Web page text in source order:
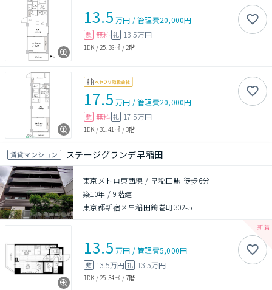
13.5 万円 /管理費20,000円
敷 無料 礼 13.5万円
1DK / 25.38㎡ / 2階
17.5 万円 /管理費20,000円
敷 無料 礼 17.5万円
1DK /31.41㎡ /3階
賃貸マンション ステージグランデ早稲田
東京メトロ東西線 / 早稲田駅 徒歩6分
築10年 /9階建
東京都新宿区早稲田鶴巻町302-5
13.5 万円 /管理費5,000円
敷 13.5万円 礼 13.5万円
1DK / 25.34㎡ /7階